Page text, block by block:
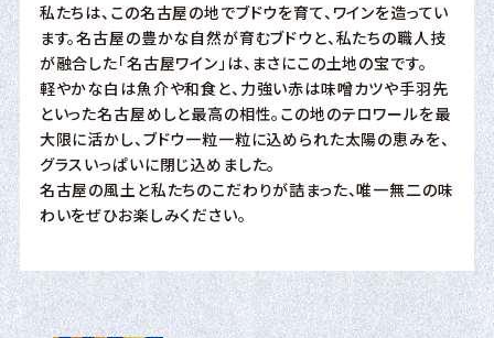
私たちは、この名古屋の地でブドウを育て、ワインを造ってい
ます。名古屋の豊かな自然が育むブドウと、私たちの職人技
が融合した「名古屋ワイン」は、まさにこの土地の宝です。
軽やかな白は魚介や和食と、力強い赤は味噌カツや手羽先
といった名古屋めしと最高の相性。この地のテロワールを最
大限に活かし、ブドウ一粒一粒に込められた太陽の恵みを、
グラスいっぱいに閉じ込めました。
名古屋の風土と私たちのこだわりが詰まった、唯一無二の味
わいをぜひお楽しみください。